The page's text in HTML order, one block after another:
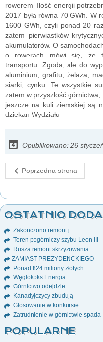
rowerem. Ilość energii
2017 była równa 70 GWh. W
1600 GWh, czyli ponad 20
zatem pierwiastków
akumulatorów. O
o rowerach mówi się, że
transportu. Zgoda, ale do
aluminium, grafitu, żelaza,
siarki, cynku. Te wszystkie
zatem w przyszłość
jeszcze na kuli ziemskiej są
dziekan Wydziału
Opublikowano: 26
Poprzedna strona
OSTATNIO
Zakończono remont j
Teren pogórniczy szybu Leon III
Rusza remont skrzyżowania
ZAMIAST PREZYDENCKIEGO
Ponad 824 miliony złotych
Węglokoks Energia
Górnictwo odejdzie
Kanadyjczycy zbudują
Głosowanie w konkursie
Zatrudnienie w górnictwie spada
POPULARNE